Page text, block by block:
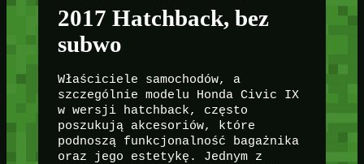
2017 Hatchback, bez
subwo
Właściciele samochodów, a
szczególnie modelu Honda Civic IX
w wersji hatchback, często
poszukują akcesoriów, które
podnoszą funkcjonalność bagażnika
oraz jego estetykę. Jednym z